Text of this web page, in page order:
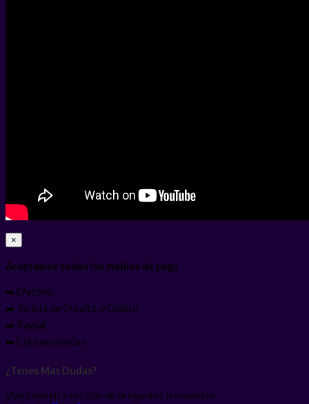
×
Aceptamos todos los medios de pago
➡️ Efectivo
➡️ Tarjeta de Credito o Debito
➡️ Paypal
➡️ Criptomonedas
¿Tenes Mas Dudas?
Visita nuestra seccion de preguntas frecuentes